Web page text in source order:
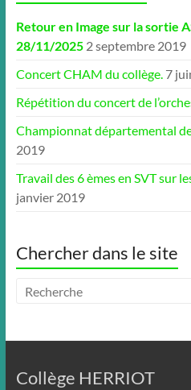
Retour en Image sur la sortie
28/11/2025 2 septembre 2019
Concert CHAM du collège. 7
Répétition du concert de
Championnat départemental
2019
Travail des 6 èmes en SVT sur
janvier 2019
Chercher dans le site
Collège HERRIOT